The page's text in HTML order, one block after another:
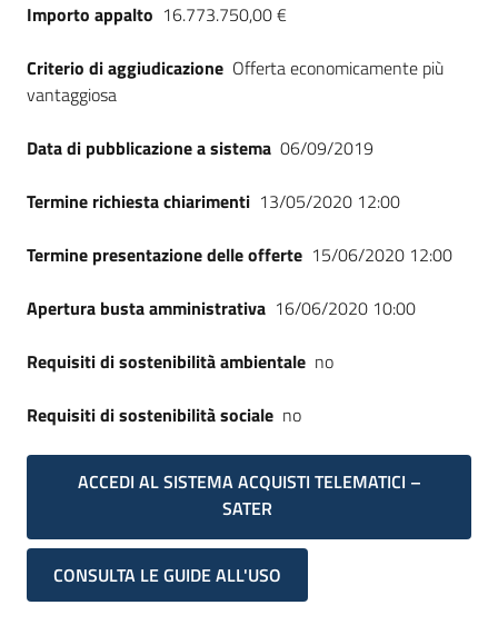
Importo appalto 16.773.750,00 €
Criterio di aggiudicazione Offerta economicamente più
vantaggiosa
Data di pubblicazione a sistema 06/09/2019
Termine richiesta chiarimenti 13/05/2020 12:00
Termine presentazione delle offerte 15/06/2020 12:00
Apertura busta amministrativa 16/06/2020 10:00
Requisiti di sostenibilità ambientale no
Requisiti di sostenibilità sociale no
ACCEDI AL SISTEMA ACQUISTI TELEMATICI –
SATER
CONSULTA LE GUIDE ALL'USO